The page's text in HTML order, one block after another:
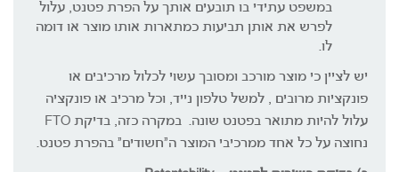
במשפט עתידי בו תובעים אותך על הפרת פטנט, עלול
לפרש את אותן תביעות כמתארות אותו מוצר או דומה
לו.
יש לציין כי מוצר מורכב ומסובך עשוי לכלול מרכיבים או
פונקציות מרובים , למשל טלפון נייד, וכל מרכיב או פונקציה
עלול להיות מתואר בפטנט שונה. במקרה כזה, בדיקת FTO
נחוצה על כל אחד ממרכיבי המוצר ה"חשודים" בהפרת פטנט.